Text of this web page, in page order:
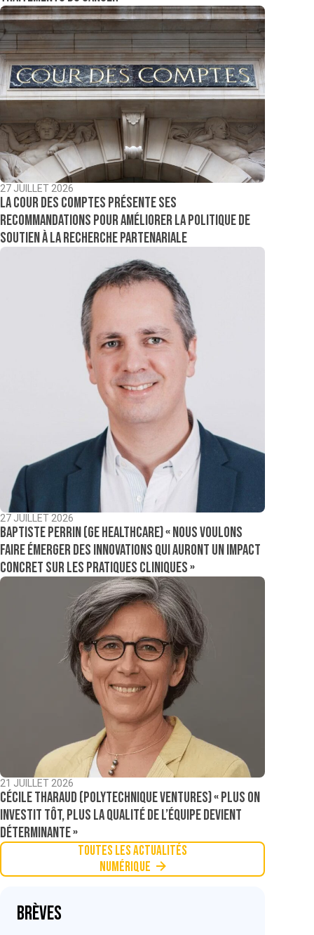
27 JUILLET 2026
La Cour des comptes présente ses
recommandations pour améliorer la politique de
soutien à la recherche partenariale
27 JUILLET 2026
Baptiste Perrin (GE Healthcare) « Nous voulons
faire émerger des innovations qui auront un impact
concret sur les pratiques cliniques »
21 JUILLET 2026
Cécile Tharaud (Polytechnique Ventures) « Plus on
investit tôt, plus la qualité de l’équipe devient
déterminante »
Toutes les actualités
Numérique
Brèves